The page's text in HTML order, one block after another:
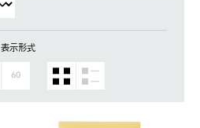
表示形式
60